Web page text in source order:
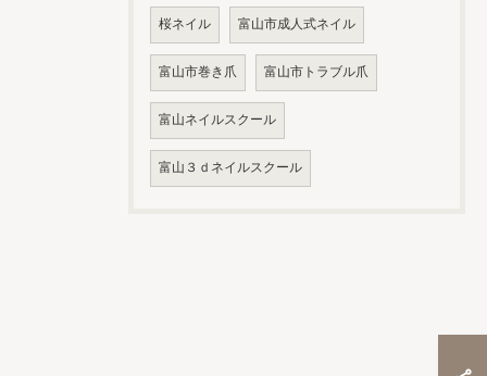
桜ネイル 富山市成人式ネイル
富山市巻き爪 富山市トラブル爪
富山ネイルスクール
富山３ｄネイルスクール